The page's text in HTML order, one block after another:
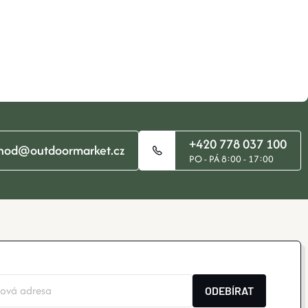
+420 778 037 100
PO - PÁ 8:00 - 17:00
ODEBÍRAT